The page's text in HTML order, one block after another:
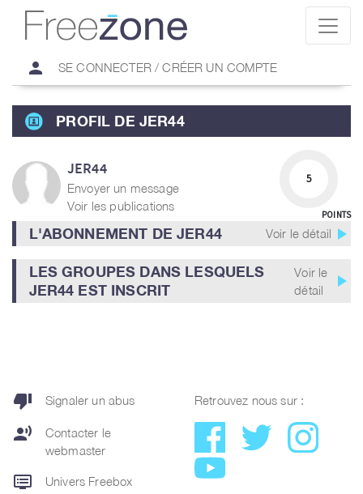
person SE CONNECTER / CRÉER UN COMPTE
PROFIL DE JER44
JER44
Envoyer un message
Voir les publications
5
POINTS
L'ABONNEMENT DE JER44 Voir le détail play_arrow
LES GROUPES DANS LESQUELS
JER44 EST INSCRIT
Voir le
détail
play_arrow
thumb_down Signaler un abus
record_voice_over
Contacter le
webmaster
dvr Univers Freebox
Retrouvez nous sur :